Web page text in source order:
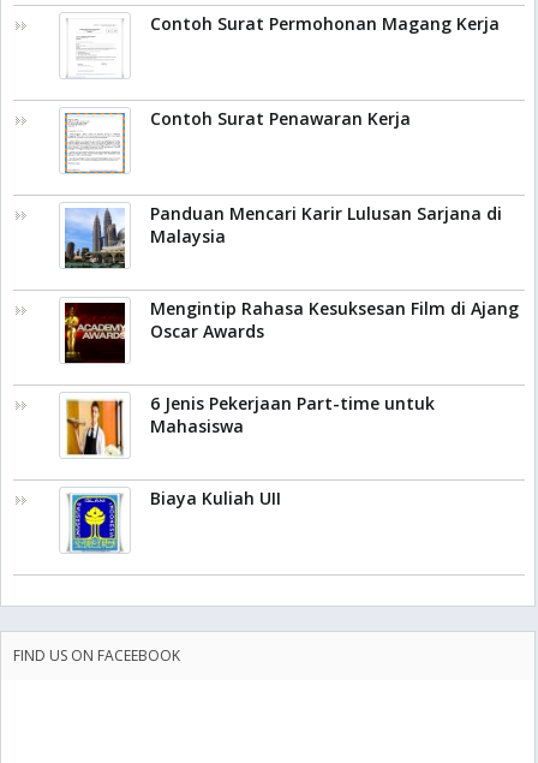
Contoh Surat Permohonan Magang Kerja
Contoh Surat Penawaran Kerja
Panduan Mencari Karir Lulusan Sarjana di
Malaysia
Mengintip Rahasa Kesuksesan Film di Ajang
Oscar Awards
6 Jenis Pekerjaan Part-time untuk
Mahasiswa
Biaya Kuliah UII
FIND US ON FACEEBOOK